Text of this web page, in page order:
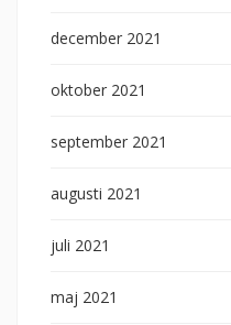
december 2021
oktober 2021
september 2021
augusti 2021
juli 2021
maj 2021